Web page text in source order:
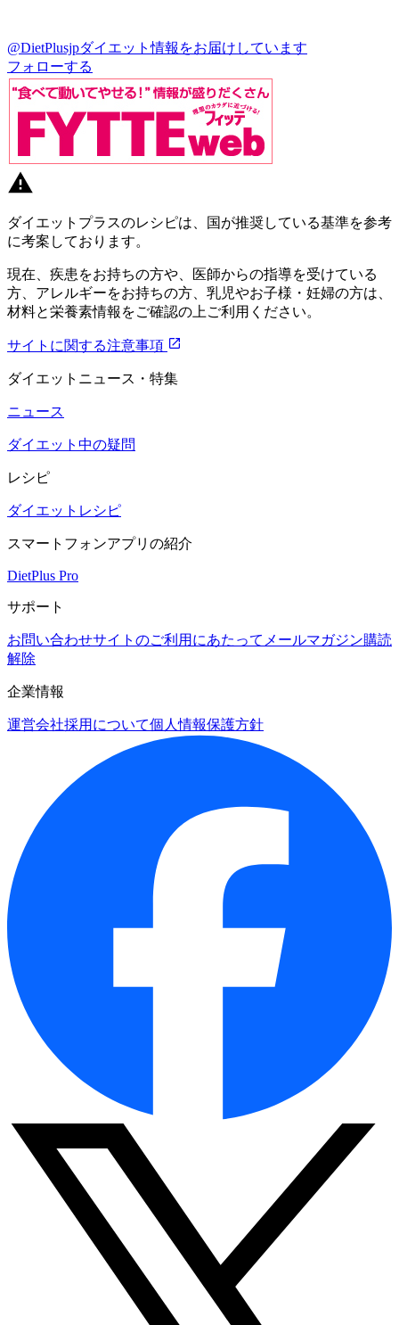
@DietPlusjpダイエット情報をお届けしています
フォローする
ダイエットプラスのレシピは、国が推奨している基準を参考
に考案しております。
現在、疾患をお持ちの方や、医師からの指導を受けている
方、アレルギーをお持ちの方、乳児やお子様・妊婦の方は、
材料と栄養素情報をご確認の上ご利用ください。
サイトに関する注意事項
ダイエットニュース・特集
ニュース
ダイエット中の疑問
レシピ
ダイエットレシピ
スマートフォンアプリの紹介
DietPlus Pro
サポート
お問い合わせサイトのご利用にあたって メールマガジン購読
解除
企業情報
運営会社採用について個人情報保護方針